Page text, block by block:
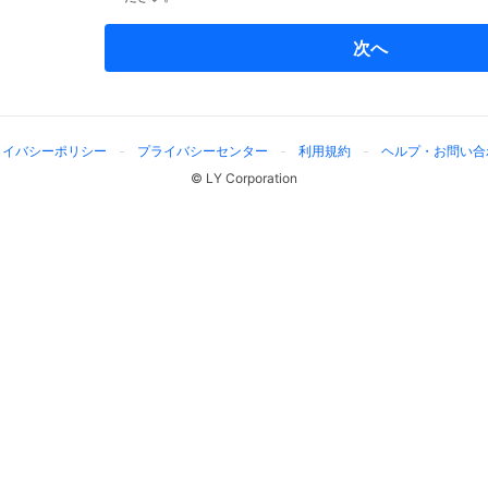
次へ
バシーポリシー プライバシーセンター 利用規約
ヘルプ・お問い
© LY Corporation